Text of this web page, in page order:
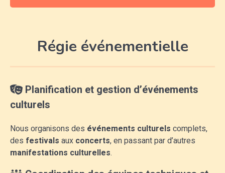
Régie événementielle
Planification et gestion d’événements
culturels
Nous organisons des événements culturels complets,
des festivals aux concerts, en passant par d’autres
manifestations culturelles.